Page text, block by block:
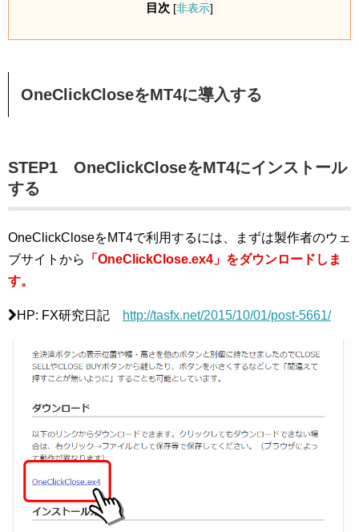
目次 [非表示]
OneClickCloseをMT4に導入する
STEP1 OneClickCloseをMT4にインストール
する
OneClickCloseをMT4で利用するには、まずは製作者のウェ
ブサイトから
「OneClickClose.ex4」をダウンロードしま
す。
HP: FX研究日記 http://tasfx.net/2015/10/01/post-5661/